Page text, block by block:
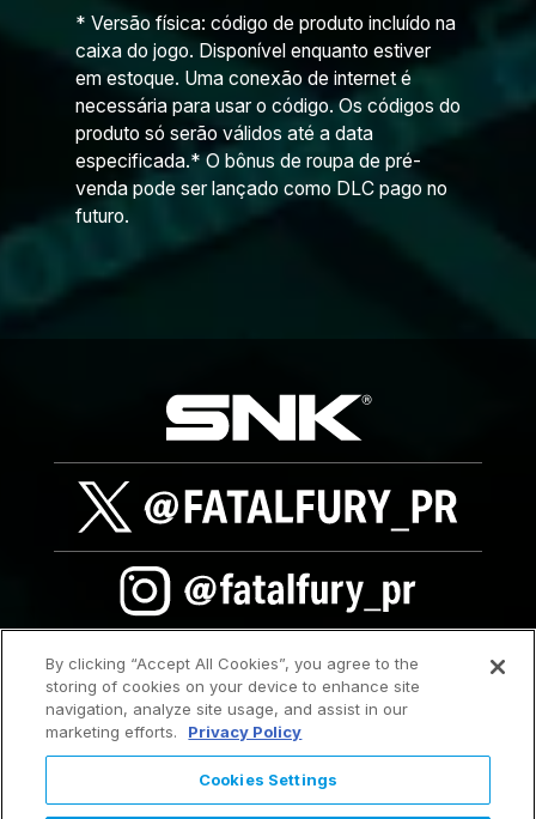
* Versão física: código de produto incluído na
caixa do jogo. Disponível enquanto estiver
em estoque. Uma conexão de internet é
necessária para usar o código. Os códigos do
produto só serão válidos até a data
especificada.* O bônus de roupa de pré-
venda pode ser lançado como DLC pago no
futuro.
By clicking “Accept All Cookies”, you agree to the
storing of cookies on your device to enhance site
navigation, analyze site usage, and assist in our
marketing efforts.
Privacy Policy
Cookies Settings